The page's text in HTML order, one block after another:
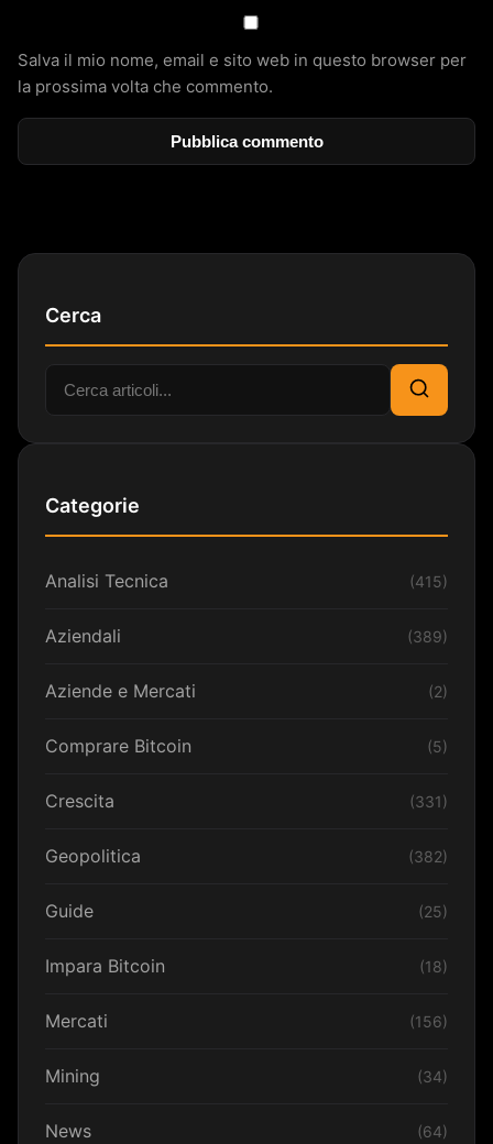
Salva il mio nome, email e sito web in questo browser per
la prossima volta che commento.
Cerca
Cerca:
Cerca
Categorie
Analisi Tecnica (415)
Aziendali (389)
Aziende e Mercati (2)
Comprare Bitcoin (5)
Crescita (331)
Geopolitica (382)
Guide (25)
Impara Bitcoin (18)
Mercati (156)
Mining (34)
News (64)